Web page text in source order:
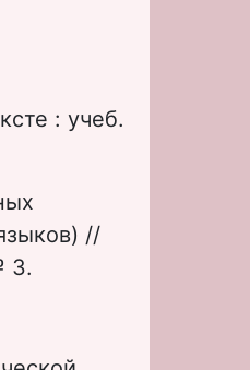
: учеб.
//
3.